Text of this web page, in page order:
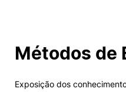
II&D e Empresas
Métodos de
Exposição dos